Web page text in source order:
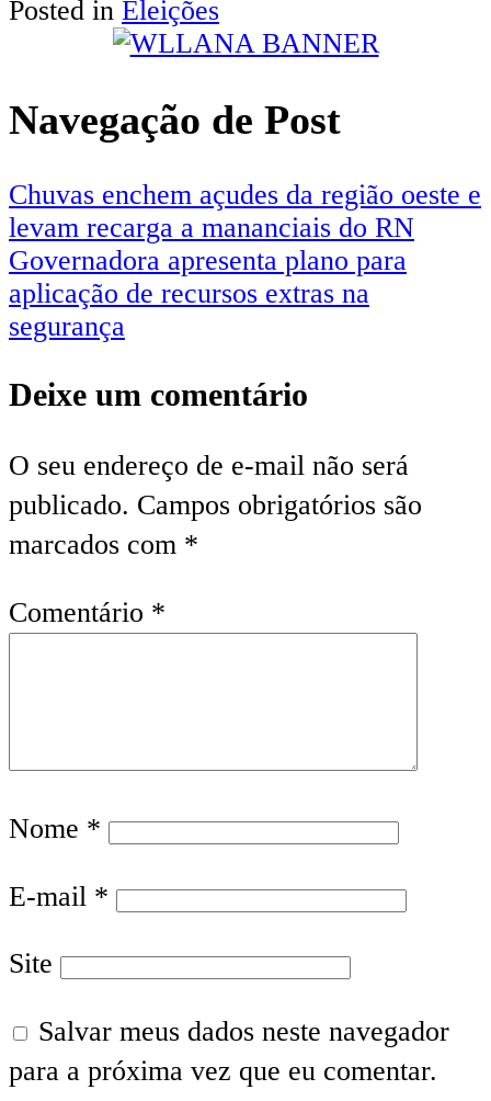
Share
Posted in Eleições
Navegação de Post
Chuvas enchem açudes da região oeste e
levam recarga a mananciais do RN
Governadora apresenta plano para
aplicação de recursos extras na
segurança
Deixe um comentário
O seu endereço de e-mail não será
publicado. Campos obrigatórios são
marcados com *
Comentário *
Nome *
E-mail *
Site
Salvar meus dados neste navegador
para a próxima vez que eu comentar.